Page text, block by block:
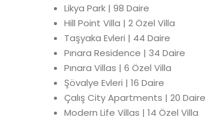
Likya Park | 98 Daire
Hill Point Villa | 2 Özel Villa
Taşyaka Evleri | 44 Daire
Pınara Residence | 34 Daire
Pınara Villas | 6 Özel Villa
Şövalye Evleri | 16 Daire
Çalış City Apartments | 20 Daire
Modern Life Villas | 14 Özel Villa